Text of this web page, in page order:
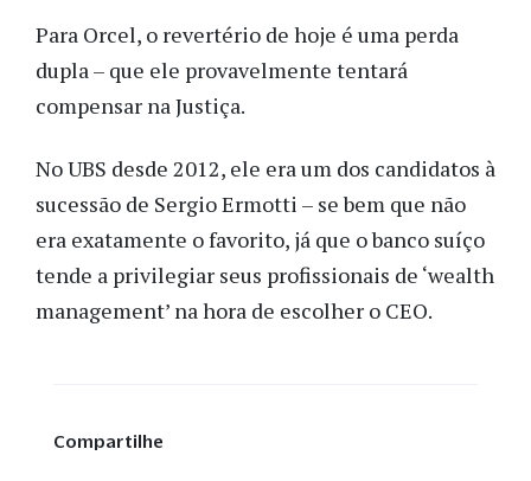
Para Orcel, o revertério de hoje é uma perda
dupla – que ele provavelmente tentará
compensar na Justiça.
No UBS desde 2012, ele era um dos candidatos à
sucessão de Sergio Ermotti – se bem que não
era exatamente o favorito, já que o banco suíço
tende a privilegiar seus profissionais de ‘wealth
management’ na hora de escolher o CEO.
Compartilhe